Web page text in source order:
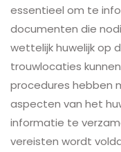
essentieel om te
documenten die
wettelijk huwelijk op
trouwlocaties
procedures hebben
aspecten van het
informatie te
vereisten wordt